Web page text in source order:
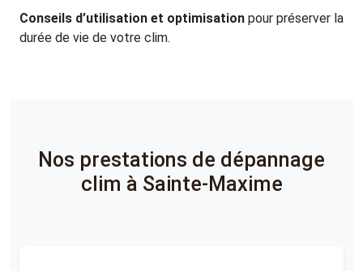
Conseils d’utilisation et optimisation pour préserver la
durée de vie de votre clim.
Nos prestations de dépannage
clim à Sainte-Maxime